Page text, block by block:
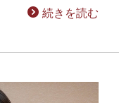
続きを読む